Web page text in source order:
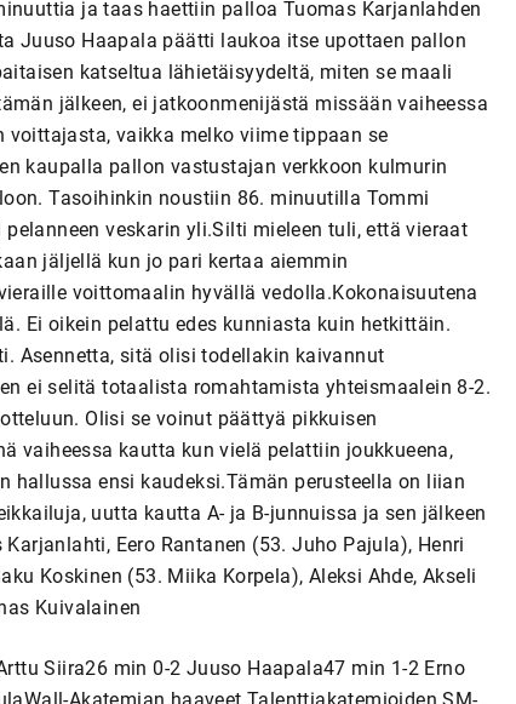
ja taas haettiin palloa Tuomas Karjanlahden
Juuso Haapala päätti laukoa itse upottaen pallon
katseltua lähietäisyydeltä, miten se maali
jälkeen, ei jatkoonmenijästä missään vaiheessa
vaikka melko viime tippaan se
kaupalla pallon vastustajan verkkoon kulmurin
Tasoihinkin noustiin 86. minuutilla Tommi
veskarin yli.Silti mieleen tuli, että vieraat
jäljellä kun jo pari kertaa aiemmin
voittomaalin hyvällä vedolla.Kokonaisuutena
Ei oikein pelattu edes kunniasta kuin hetkittäin.
Asennetta, sitä olisi todellakin kaivannut
ei selitä totaalista romahtamista yhteismaalein 8-2.
Olisi se voinut päättyä pikkuisen
vaiheessa kautta kun vielä pelattiin joukkueena,
ensi kaudeksi.Tämän perusteella on liian
uutta kautta A- ja B-junnuissa ja sen jälkeen
Eero Rantanen (53. Juho Pajula), Henri
Koskinen (53. Miika Korpela), Aleksi Ahde, Akseli
Kuivalainen
Siira26 min 0-2 Juuso Haapala47 min 1-2 Erno